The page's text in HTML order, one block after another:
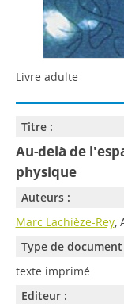
Livre adulte
Titre :
Au-delà de
physique
Auteurs :
Marc Lachièze-Rey,
Type de document
texte imprimé
Editeur :